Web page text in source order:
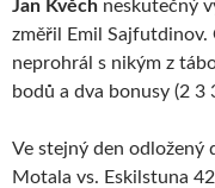
Jan Kvěch neskutečný
změřil Emil Sajfutdinov.
neprohrál s nikým z
bodů a dva bonusy (2 3
Ve stejný den odložený
Motala vs. Eskilstuna